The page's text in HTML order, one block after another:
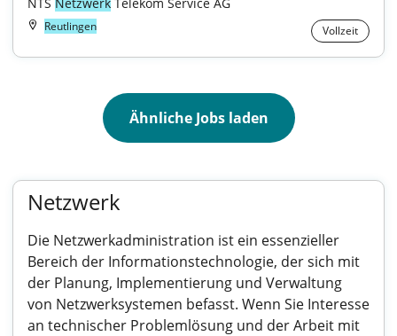
Reutlingen Vollzeit
Ähnliche Jobs laden
Netzwerk
Die Netzwerkadministration ist ein essenzieller
Bereich der Informationstechnologie, der sich mit
der Planung, Implementierung und Verwaltung
von Netzwerksystemen befasst. Wenn Sie Interesse
an technischer Problemlösung und der Arbeit mit